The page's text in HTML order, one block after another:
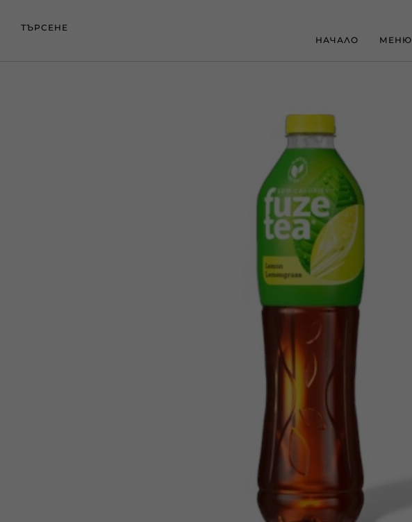
ТЪРСЕНЕ
НАЧАЛО
МЕНЮ